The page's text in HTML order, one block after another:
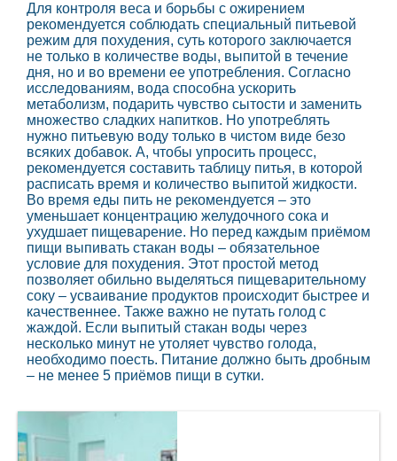
Для контроля веса и борьбы с ожирением
рекомендуется соблюдать специальный питьевой
режим для похудения, суть которого заключается
не только в количестве воды, выпитой в течение
дня, но и во времени ее употребления. Согласно
исследованиям, вода способна ускорить
метаболизм, подарить чувство сытости и заменить
множество сладких напитков. Но употреблять
нужно питьевую воду только в чистом виде безо
всяких добавок. А, чтобы упросить процесс,
рекомендуется составить таблицу питья, в которой
расписать время и количество выпитой жидкости.
Во время еды пить не рекомендуется – это
уменьшает концентрацию желудочного сока и
ухудшает пищеварение. Но перед каждым приёмом
пищи выпивать стакан воды – обязательное
условие для похудения. Этот простой метод
позволяет обильно выделяться пищеварительному
соку – усваивание продуктов происходит быстрее и
качественнее. Также важно не путать голод с
жаждой. Если выпитый стакан воды через
несколько минут не утоляет чувство голода,
необходимо поесть. Питание должно быть дробным
– не менее 5 приёмов пищи в сутки.